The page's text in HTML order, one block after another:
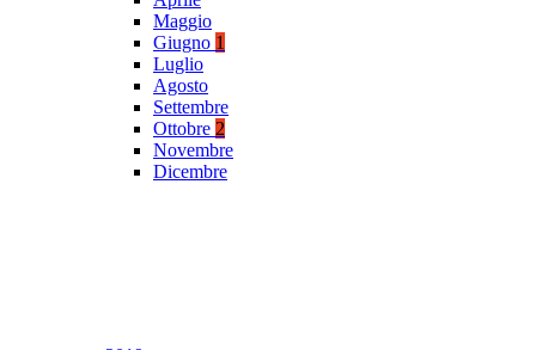
Maggio
Giugno 1
Luglio
Agosto
Settembre
Ottobre 2
Novembre
Dicembre